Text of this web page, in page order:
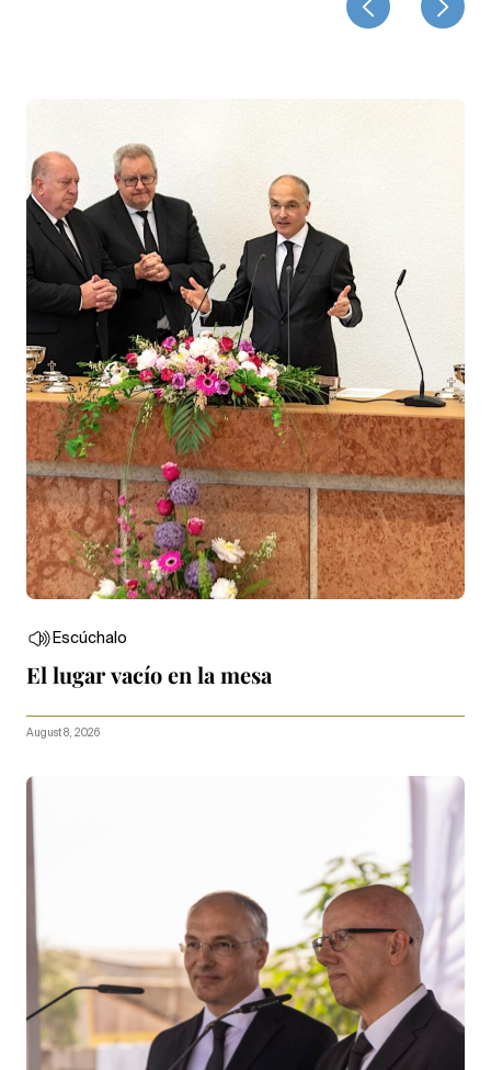
Escúchalo
El lugar vacío en la mesa
August 8, 2026